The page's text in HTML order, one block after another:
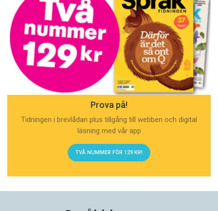
Prova på!
Tidningen i brevlådan plus tillgång till webben och digital
läsning med vår app
TVÅ NUMMER FÖR 129 KR!